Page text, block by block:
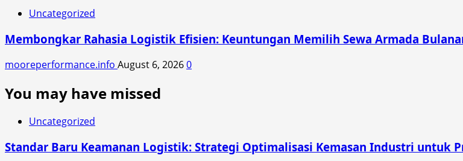
Uncategorized
Membongkar Rahasia Logistik Efisien: Keuntungan Memilih Sewa Armada
mooreperformance.info August 6, 20260
You may have missed
Uncategorized
Standar Baru Keamanan Logistik: Strategi Optimalisasi Kemasan Industri untuk